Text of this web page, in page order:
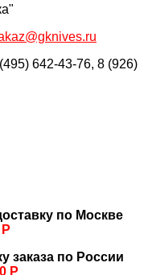
642-43-76, 8 (926)
по Москве
Р
заказа по России
Р